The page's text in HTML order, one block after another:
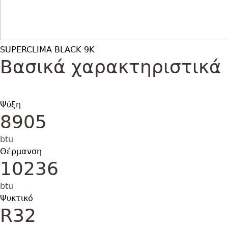
SUPERCLIMA BLACK 9K
Βασικά χαρακτηριστικά
Ψύξη
8905
btu
Θέρμανση
10236
btu
Ψυκτικό
R32